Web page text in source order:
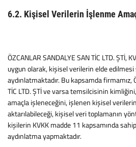
6.2. Kişisel Verilerin İşlenme
ÖZCANLAR SANDALYE SAN TİC LTD. ŞTİ,
uygun olarak, kişisel verilerin elde edilmesi
aydınlatmaktadır. Bu kapsamda firmamız,
TİC LTD. ŞTİ ve varsa temsilcisinin
amaçla işleneceğini, işlenen kişisel
aktarılabileceği, kişisel veri toplamanın
kişilerin KVKK madde 11 kapsamında
aydınlatma yapmaktadır.